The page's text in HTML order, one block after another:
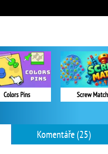
Colors Pins Screw Match
Komentáře (25)